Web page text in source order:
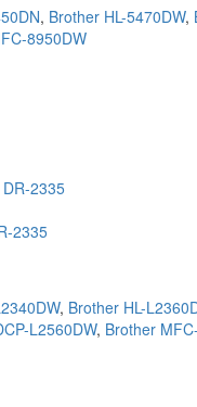
, Brother HL-5470DW,
8950DW
2335
, Brother HL-
L2560DW, Brother